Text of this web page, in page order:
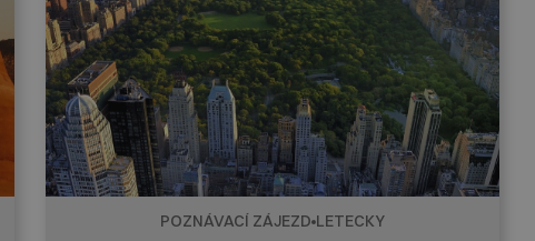
POZNÁVACÍ ZÁJEZD LETECKY